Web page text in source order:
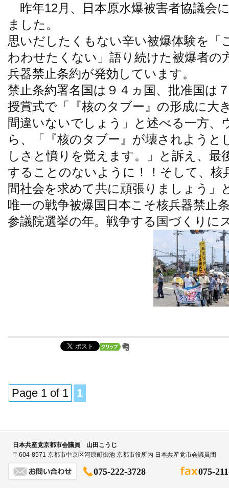
昨年12月、日本原水爆被害者協議会
ました。
思いだしたくもない辛い被爆体験を「
わわせたくない」語り続けた被爆者の
兵器禁止条約が発効しています。
禁止条約署名国は９４ヵ国、批准国は
授賞式で「『核のタブー』の形成に大
間違いないでしょう」と述べる一方、
ら、「『核のタブー』が壊されよう
しさと憤りを覚えます。」と訴え、最
することのないように！！そして、核
間社会を求めて共に頑張りましょう」
唯一の戦争被爆国日本こそ核兵器禁止
参議院選挙の年。戦争する国づくりに
Page 1 of 1 1
日本共産党京都市会議員 山田こうじ
〒604-8571 京都市中京区河原町御池 京都市役所内 日本共産党市会議員団
075-222-3728 075-